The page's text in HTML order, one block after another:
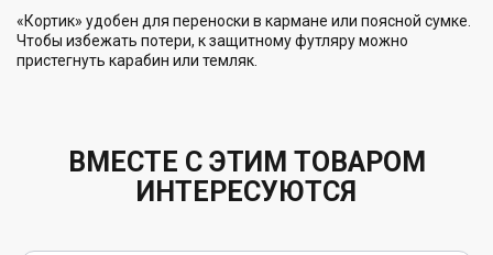
«Кортик» удобен для переноски в кармане или поясной сумке.
Чтобы избежать потери, к защитному футляру можно
пристегнуть карабин или темляк.
ВМЕСТЕ С ЭТИМ ТОВАРОМ
ИНТЕРЕСУЮТСЯ